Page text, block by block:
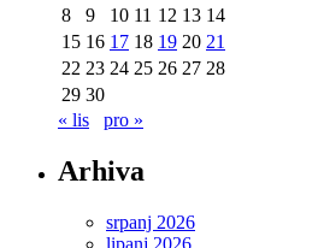
8
9 10 11 12 13 14
15 16 17 18 19 20 21
22 23 24 25 26 27 28
29 30
« lis
pro »
Arhiva
srpanj 2026
lipanj 2026